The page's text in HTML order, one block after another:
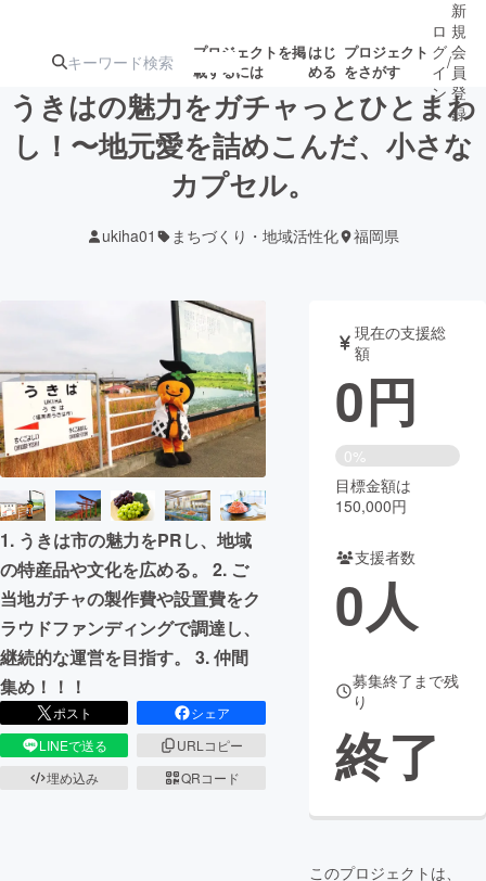
プロジェクトを掲
載するには
はじ
める
プロジェクト
をさがす
注目の新着プロ 募集終了が近いプ
テクノロジー・ガジェット
映像・映画 書籍・雑誌
ビジネス・起業 チャレンジ
まちづくり・地域活性化
CAMPFIRE for Social Good
CAMPFIRE Creation
CAMPFIREふるさと納税
コミュニティ
ロ
グ
イ
ン
/
新
規
会
員
登
録
うきはの魅力をガチャっとひとまわ
し！〜地元愛を詰めこんだ、小さな
カプセル。
ukiha01 まちづくり・地域活性化 福岡県
1. うきは市の魅力をPRし、地域
の特産品や文化を広める。 2. ご
当地ガチャの製作費や設置費をク
ラウドファンディングで調達し、
継続的な運営を目指す。 3. 仲間
集め！！！
ポスト
シェア
LINEで送る
URLコピー
埋め込み
QRコード
現在の支援総
額
0円
0%
目標金額は
150,000円
支援者数
0人
募集終了まで残
り
終了
このプロジェクトは、